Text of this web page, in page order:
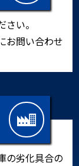
い。
お問い合わせ
の劣化具合の